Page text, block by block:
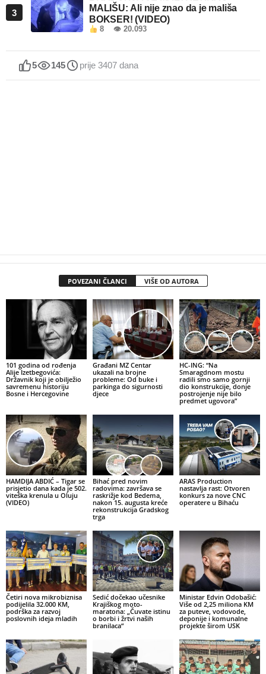
3
MALIŠU: Ali nije znao da je mališa
BOKSER! (VIDEO)
8 👁 20.093
5 145 prije 3407 dana
POVEZANI ČLANCI VIŠE OD AUTORA
101 godina od rođenja
Alije Izetbegovića:
Državnik koji je obilježio
savremenu historiju
Bosne i Hercegovine
Građani MZ Centar
ukazali na brojne
probleme: Od buke i
parkinga do sigurnosti
djece
HC-ING: “Na
Smaragdnom mostu
radili smo samo gornji
dio konstrukcije, donje
postrojenje nije bilo
predmet ugovora”
HAMDIJA ABDIĆ – Tigar se
prisjetio dana kada je 502.
viteška krenula u Oluju
(VIDEO)
Bihać pred novim
radovima: završava se
raskrižje kod Bedema,
nakon 15. augusta kreće
rekonstrukcija Gradskog
trga
ARAS Production
nastavlja rast: Otvoren
konkurs za nove CNC
operatere u Bihaću
Četiri nova mikrobiznisa
podijelila 32.000 KM,
podrška za razvoj
poslovnih ideja mladih
Sedić dočekao učesnike
Krajiškog moto-
maratona: „Čuvate istinu
o borbi i žrtvi naših
branilaca“
Ministar Edvin Odobašić:
Više od 2,25 miliona KM
za puteve, vodovode,
deponije i komunalne
projekte širom USK